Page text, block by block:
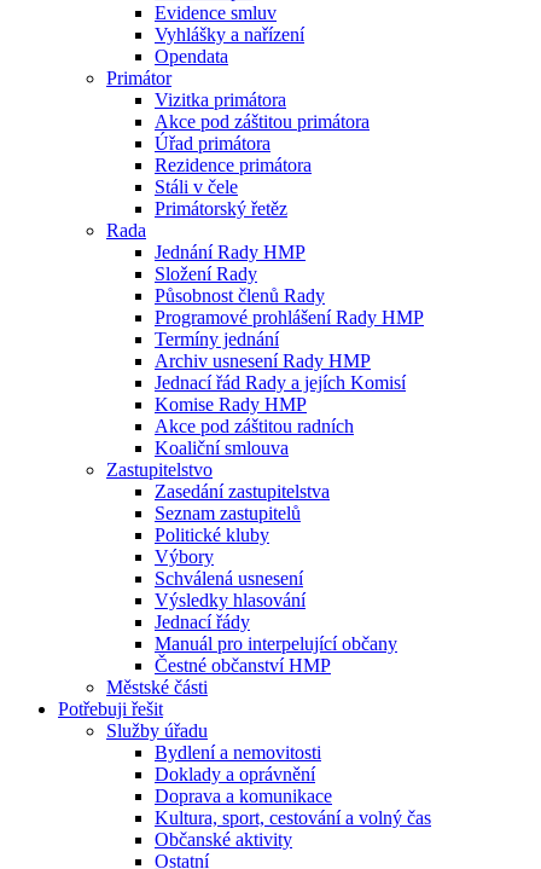
Evidence smluv
Vyhlášky a nařízení
Opendata
Primátor
Vizitka primátora
Akce pod záštitou primátora
Úřad primátora
Rezidence primátora
Stáli v čele
Primátorský řetěz
Rada
Jednání Rady HMP
Složení Rady
Působnost členů Rady
Programové prohlášení Rady HMP
Termíny jednání
Archiv usnesení Rady HMP
Jednací řád Rady a jejích Komisí
Komise Rady HMP
Akce pod záštitou radních
Koaliční smlouva
Zastupitelstvo
Zasedání zastupitelstva
Seznam zastupitelů
Politické kluby
Výbory
Schválená usnesení
Výsledky hlasování
Jednací řády
Manuál pro interpelující občany
Čestné občanství HMP
Městské části
Potřebuji řešit
Služby úřadu
Bydlení a nemovitosti
Doklady a oprávnění
Doprava a komunikace
Kultura, sport, cestování a volný čas
Občanské aktivity
Ostatní